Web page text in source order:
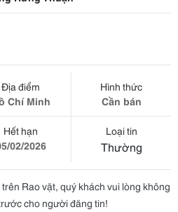
Địa điểm
Chí Minh
Hình thức
Cần bán
Hết hạn
02/2026
Loại tin
Thường
Rao vặt, quý khách vui lòng không
cho người đăng tin!